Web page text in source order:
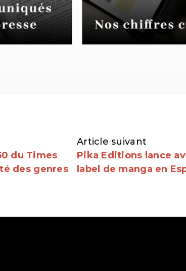
du Times
des genres
Article suivant
Pika Editions lance
label de manga en